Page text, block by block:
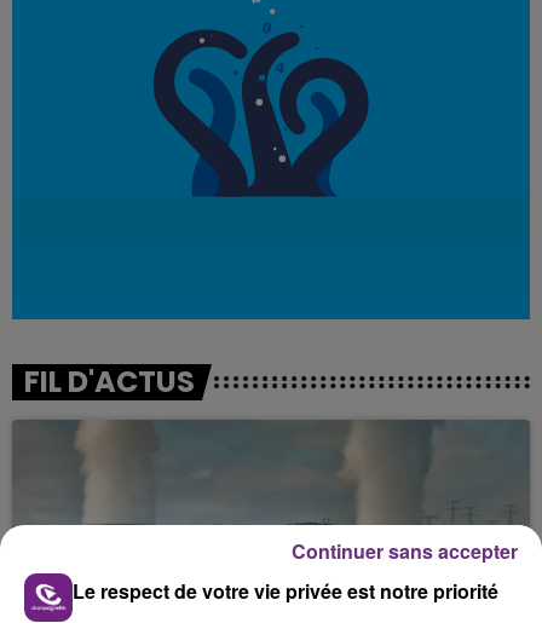
FIL D'ACTUS
Le respect de votre vie privée est notre priorité
Continuer sans accepter